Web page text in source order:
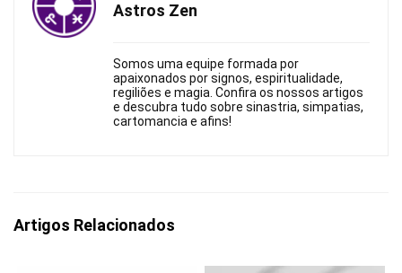
Astros Zen
Somos uma equipe formada por
apaixonados por signos, espiritualidade,
regiliões e magia. Confira os nossos artigos
e descubra tudo sobre sinastria, simpatias,
cartomancia e afins!
Artigos Relacionados